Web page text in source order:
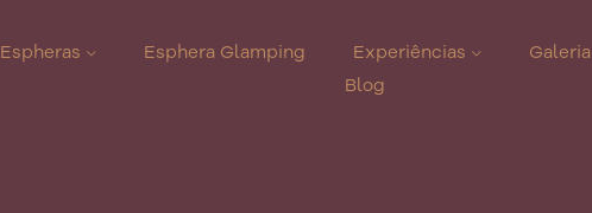
Espheras Esphera Glamping Experiências Galeria
Blog